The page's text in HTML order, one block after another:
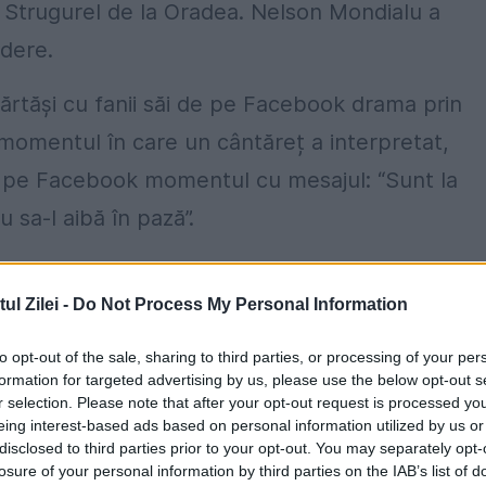
Zilei - Do Not Process My Personal Information
opt-out of the sale, sharing to third parties, or processing of your
for targeted advertising by us, please use the below opt-out
selection. Please note that after your opt-out request is processed
interest-based ads based on personal information utilized by us
to third parties prior to your opt-out. You may separately
of your personal information by third parties on the IAB’s list of
de la Oradea. Nelson Mondialu a
cu fanii săi de pe Facebook drama prin
în care un cântăreț a interpretat,
Facebook momentul cu mesajul: “Sunt la
sa-l aibă în pază”.
live-urilor”. Acesta e și Youtuber
unde distribuie fiecare nou video.
– coronavirus. Nelson Mondialu îi îndemnă
igiena.